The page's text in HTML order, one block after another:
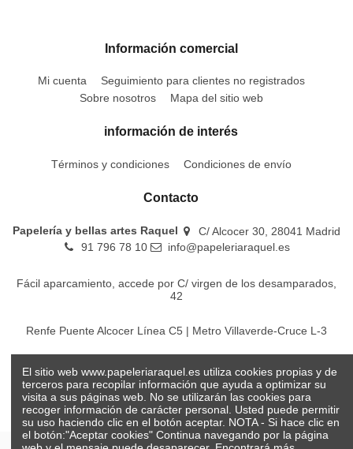
Información comercial
Mi cuenta
Seguimiento para clientes no registrados
Sobre nosotros
Mapa del sitio web
información de interés
Términos y condiciones Condiciones de envío
Contacto
Papelería y bellas artes Raquel
C/ Alcocer 30, 28041 Madrid
91 796 78 10
info@papeleriaraquel.es
Fácil aparcamiento, accede por C/ virgen de los desamparados,
42
Renfe Puente Alcocer Línea C5 | Metro Villaverde-Cruce L-3
El sitio web www.papeleriaraquel.es utiliza cookies propias y de
terceros para recopilar información que ayuda a optimizar su
visita a sus páginas web. No se utilizarán las cookies para
recoger información de carácter personal. Usted puede permitir
su uso haciendo clic en el botón aceptar. NOTA - Si hace clic en
el botón:"Aceptar cookies" Continua navegando por la página